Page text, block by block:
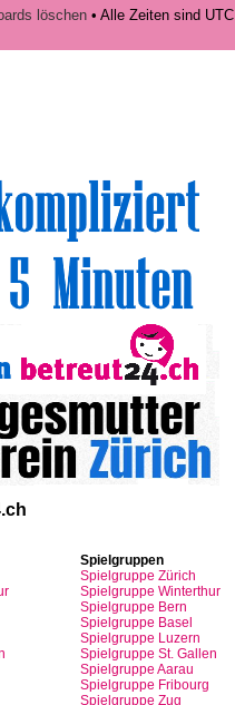
löschen• Alle Zeiten sind UTC
Spielgruppen
Spielgruppe Zürich
Spielgruppe Winterthur
Spielgruppe Bern
Spielgruppe Basel
Spielgruppe Luzern
Spielgruppe St. Gallen
Spielgruppe Aarau
Spielgruppe Fribourg
Spielgruppe Zug